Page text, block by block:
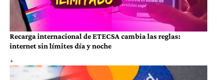
Recarga internacional de ETECSA cambia las reglas:
internet sin límites día y noche